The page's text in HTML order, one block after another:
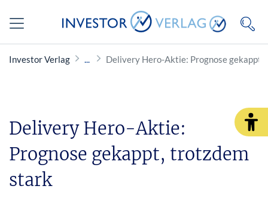
Investor Verlag Delivery Hero-Aktie: Prognose gekappt,
Delivery Hero-Aktie:
Prognose gekappt, trotzdem
stark